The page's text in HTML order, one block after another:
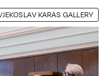
KARAS GALLERY